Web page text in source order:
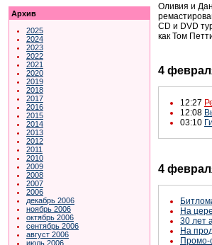
Архив
2025
2024
2023
2022
2021
2020
2019
2018
2017
2016
2015
2014
2013
2012
2011
2010
2009
2008
2007
2006
декабрь 2006
ноябрь 2006
октябрь 2006
сентябрь 2006
август 2006
июль 2006
Оливия и
CD и DVD
как Том
4
12:27
12:08
03:10
4
На
30 лет
На
Промо-